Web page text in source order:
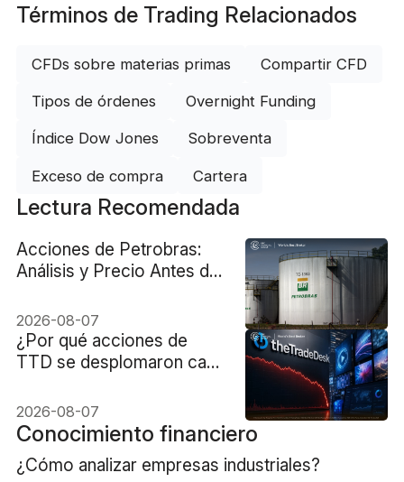
Términos de Trading Relacionados
CFDs sobre materias primas Compartir CFD
Tipos de órdenes Overnight Funding
Índice Dow Jones Sobreventa
Exceso de compra Cartera
Lectura Recomendada
Acciones de Petrobras:
Análisis y Precio Antes del
2026-08-07
¿Por qué acciones de
TTD se desplomaron casi
2026-08-07
Conocimiento financiero
¿Cómo analizar empresas industriales?